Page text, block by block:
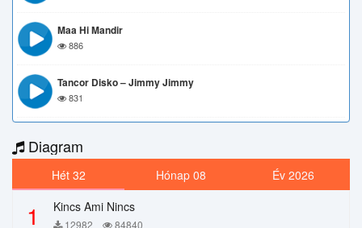
Maa Hi Mandir
886
Tancor Disko – Jimmy Jimmy
831
Diagram
Hét 32 Hónap 08 Év 2026
1 Kincs Ami Nincs
12982 84840